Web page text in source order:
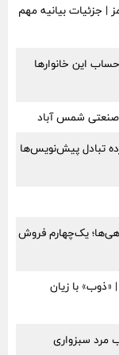
| جزئیات بیانیه مهم
کرد | فردا حساب این خانوارها
صنعتی شمس آباد
تبادل پیش‌نویس‌ها
یک‌چهارم فروش
| «ذوب» با زیان
مرد سبزواری